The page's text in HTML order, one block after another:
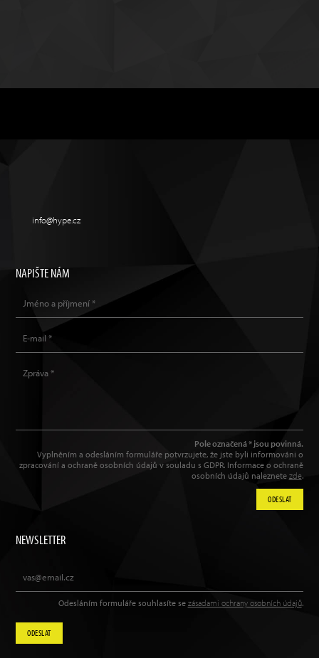
info@hype.cz
NEWSLETTER
Odesláním formuláře souhlasíte se zásadami ochrany osobních údajů.
ODESLAT
NAPIŠTE NÁM
Pole označená * jsou povinná.
Vyplněním a odesláním formuláře potvrzujete, že jste byli informováni o
zpracování a ochraně osobních údajů v souladu s GDPR. Informace o ochraně
osobních údajů naleznete zde.
ODESLAT